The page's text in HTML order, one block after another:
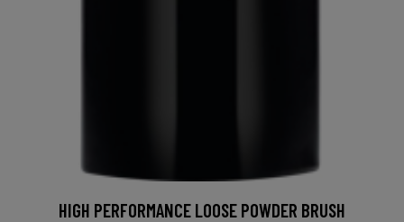
HIGH PERFORMANCE LOOSE POWDER BRUSH